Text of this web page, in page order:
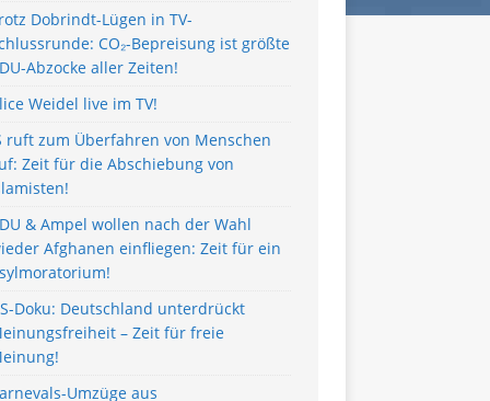
Dobrindt-Lügen in TV-
CO₂-Bepreisung ist größte
Abzocke aller Zeiten!
Weidel live im TV!
ruft zum Überfahren von Menschen
Zeit für die Abschiebung von
& Ampel wollen nach der Wahl
Afghanen einfliegen: Zeit für ein
Doku: Deutschland unterdrückt
– Zeit für freie
Umzüge aus